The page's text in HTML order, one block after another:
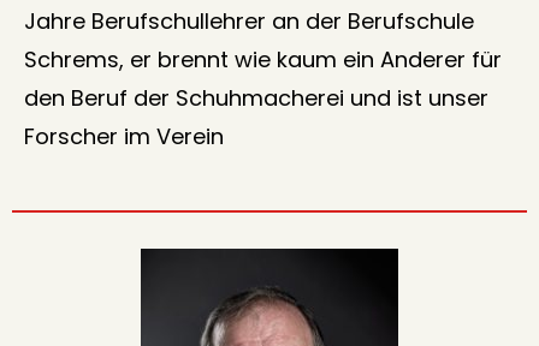
Jahre Berufschullehrer an der Berufschule
Schrems, er brennt wie kaum ein Anderer für
den Beruf der Schuhmacherei und ist unser
Forscher im Verein